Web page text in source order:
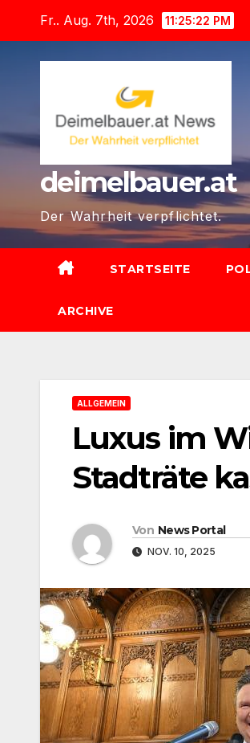
springen
Fr.. Aug. 7th, 2026 11:25:24 PM
deimelbauer.at
Der Wahrheit verpflichtet.
STARTSEITE
ARCHIVE
ALLGEMEIN
Luxus im
Stadträte
Von News Portal
NOV. 10, 2025